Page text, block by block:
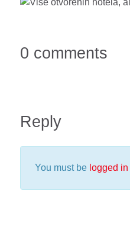
0 comments
Reply
You must be logged in